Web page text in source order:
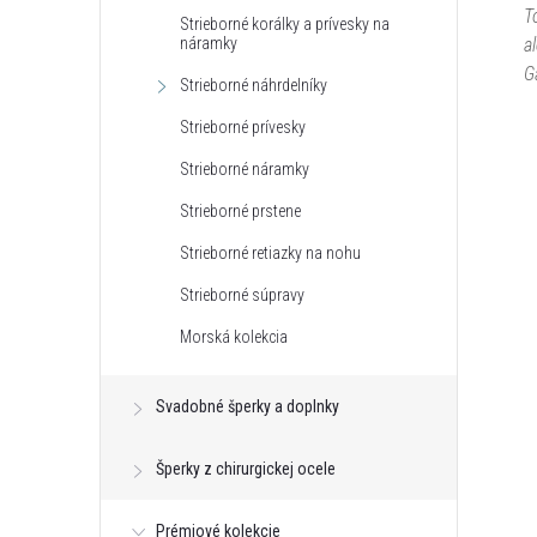
Strieborné korálky a prívesky na
náramky
Strieborné náhrdelníky
Strieborné prívesky
Strieborné náramky
Strieborné prstene
Strieborné retiazky na nohu
Strieborné súpravy
Morská kolekcia
Svadobné šperky a doplnky
Šperky z chirurgickej ocele
Prémiové kolekcie